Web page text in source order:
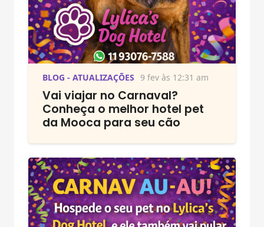
BLOG - ATUALIZAÇÕES 9 fev às 12:31 am
Vai viajar no Carnaval?
Conheça o melhor hotel pet
da Mooca para seu cão